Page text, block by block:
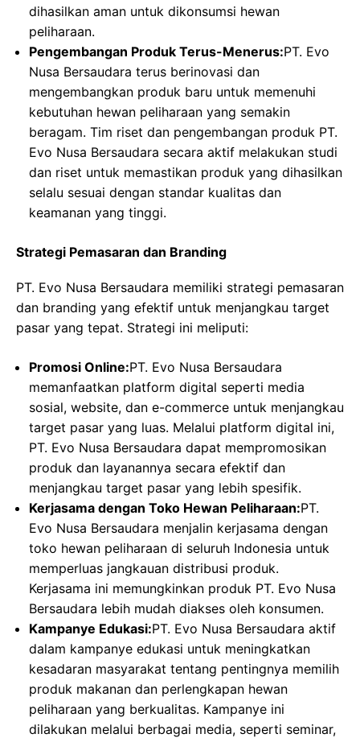
dihasilkan aman untuk dikonsumsi hewan
peliharaan.
Pengembangan Produk Terus-Menerus:PT. Evo
Nusa Bersaudara terus berinovasi dan
mengembangkan produk baru untuk memenuhi
kebutuhan hewan peliharaan yang semakin
beragam. Tim riset dan pengembangan produk PT.
Evo Nusa Bersaudara secara aktif melakukan studi
dan riset untuk memastikan produk yang dihasilkan
selalu sesuai dengan standar kualitas dan
keamanan yang tinggi.
Strategi Pemasaran dan Branding
PT. Evo Nusa Bersaudara memiliki strategi pemasaran
dan branding yang efektif untuk menjangkau target
pasar yang tepat. Strategi ini meliputi:
Promosi Online:PT. Evo Nusa Bersaudara
memanfaatkan platform digital seperti media
sosial, website, dan e-commerce untuk menjangkau
target pasar yang luas. Melalui platform digital ini,
PT. Evo Nusa Bersaudara dapat mempromosikan
produk dan layanannya secara efektif dan
menjangkau target pasar yang lebih spesifik.
Kerjasama dengan Toko Hewan Peliharaan:PT.
Evo Nusa Bersaudara menjalin kerjasama dengan
toko hewan peliharaan di seluruh Indonesia untuk
memperluas jangkauan distribusi produk.
Kerjasama ini memungkinkan produk PT. Evo Nusa
Bersaudara lebih mudah diakses oleh konsumen.
Kampanye Edukasi:PT. Evo Nusa Bersaudara aktif
dalam kampanye edukasi untuk meningkatkan
kesadaran masyarakat tentang pentingnya memilih
produk makanan dan perlengkapan hewan
peliharaan yang berkualitas. Kampanye ini
dilakukan melalui berbagai media, seperti seminar,